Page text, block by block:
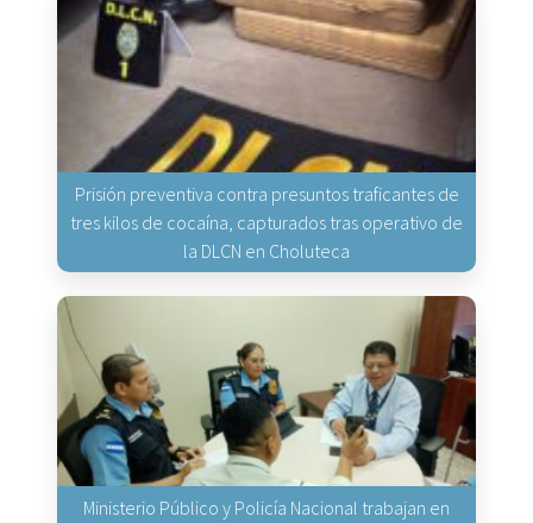
Prisión preventiva contra presuntos traficantes de
tres kilos de cocaína, capturados tras operativo de
la DLCN en Choluteca
Ministerio Público y Policía Nacional trabajan en